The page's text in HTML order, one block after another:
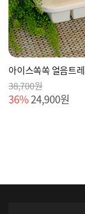
아이스쏙쏙 얼음트
38,700원
36%24,900원